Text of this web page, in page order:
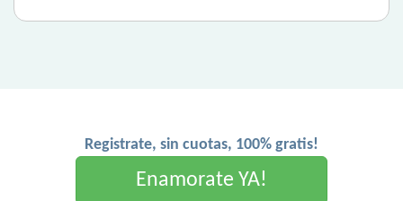
Registrate, sin cuotas, 100% gratis!
Enamorate YA!